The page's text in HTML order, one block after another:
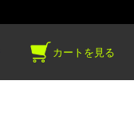
カートを見る